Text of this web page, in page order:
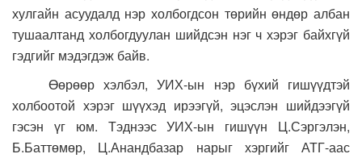
хулгайн асуудалд нэр холбогдсон төрийн өндөр албан
тушаалтанд холбогдуулан шийдсэн нэг ч хэрэг байхгүй
гэдгийг мэдэгдэж байв.
Өөрөөр хэлбэл, УИХ-ын нэр бүхий гишүүдтэй
холбоотой хэрэг шүүхэд ирээгүй, эцэслэн шийдээгүй
гэсэн үг юм. Тэднээс УИХ-ын гишүүн Ц.Сэргэлэн,
Б.Баттөмөр, Ц.Анандбазар нарыг хэргийг АТГ-аас